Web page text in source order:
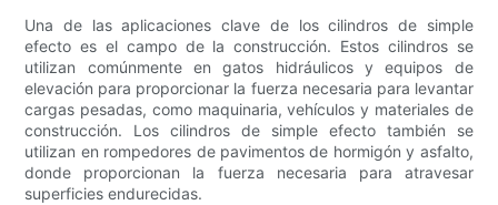
Una de las aplicaciones clave de los cilindros de simple
efecto es el campo de la construcción. Estos cilindros se
utilizan comúnmente en gatos hidráulicos y equipos de
elevación para proporcionar la fuerza necesaria para levantar
cargas pesadas, como maquinaria, vehículos y materiales de
construcción. Los cilindros de simple efecto también se
utilizan en rompedores de pavimentos de hormigón y asfalto,
donde proporcionan la fuerza necesaria para atravesar
superficies endurecidas.